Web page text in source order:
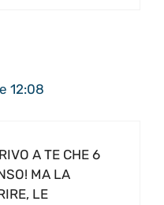
12:08
A TE CHE 6
MA LA
LE